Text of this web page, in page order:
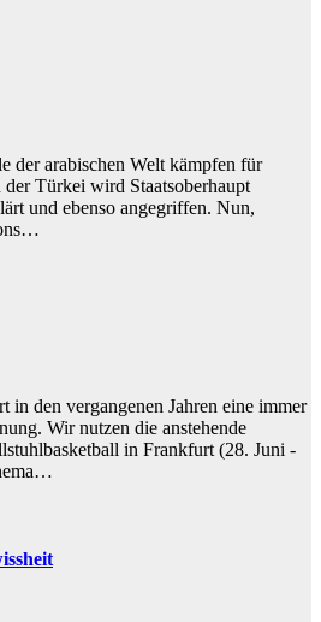
der arabischen Welt kämpfen für
Türkei wird Staatsoberhaupt
und ebenso angegriffen. Nun,
in den vergangenen Jahren eine immer
Wir nutzen die anstehende
in Frankfurt (28. Juni -